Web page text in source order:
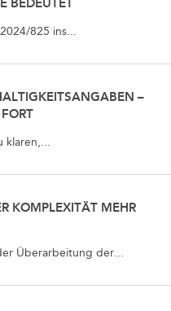
BEDEUTET
825 ins...
–
klaren,...
KOMPLEXITÄT MEHR
Überarbeitung der...